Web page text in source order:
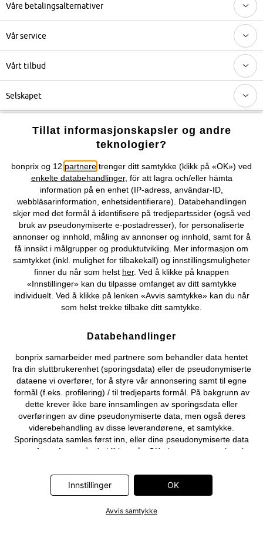
Våre betalingsalternativer
Vår service
Vårt tilbud
Selskapet
Topkategorier / Sesongvarer
Du kan også finne oss på
Kjøpsvilkår Personopplysninger Cookie-innstillinger
Om Oss Angre kjøp
©2026 bonprix.
Tillat informasjonskapsler og andre
teknologier?
bonprix og 12 partnere trenger ditt samtykke (klikk på «OK») ved
enkelte databehandlinger, för att lagra och/eller hämta
information på en enhet (IP-adress, användar-ID,
webbläsarinformation, enhetsidentifierare). Databehandlingen
skjer med det formål å identifisere på tredjepartssider (også ved
bruk av pseudonymiserte e-postadresser), for personaliserte
annonser og innhold, måling av annonser og innhold, samt for å
få innsikt i målgrupper og produktutvikling. Mer informasjon om
samtykket (inkl. mulighet for tilbakekall) og innstillingsmuligheter
finner du når som helst her. Ved å klikke på knappen
«Innstillinger» kan du tilpasse omfanget av ditt samtykke
individuelt. Ved å klikke på lenken «Avvis samtykke» kan du når
som helst trekke tilbake ditt samtykke.
Databehandlinger
bonprix samarbeider med partnere som behandler data hentet
fra din sluttbrukerenhet (sporingsdata) eller de pseudonymiserte
dataene vi overfører, for å styre vår annonsering samt til egne
formål (f.eks. profilering) / til tredjeparts formål. På bakgrunn av
dette krever ikke bare innsamlingen av sporingsdata eller
overføringen av dine pseudonymiserte data, men også deres
viderebehandling av disse leverandørene, et samtykke.
Sporingsdata samles først inn, eller dine pseudonymiserte data
overføres først, når du klikker på «OK»-knappen som vises i
Adjust GmbH, Criteo SA, Flowbox AB, Google Ireland Ltd, Hurra
Communications GmbH, ID5 Technology Ltd, Meta Platforms
Ireland Ltd, Microsoft Ireland Operations Ltd, Pinterest Europe
Ltd, RTB-House GmbH, Snap Group Ltd, TikTok Information
Innstillinger OK
Avvis samtykke